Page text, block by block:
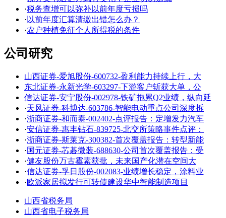
·税务查增可以弥补以前年度亏损吗
· 以前年度汇算清缴出错怎么办？
·农户种植免征个人所得税的条件
公司研究
山西证券-爱旭股份-600732-盈利能力持续上行，大
东北证券-永新光学-603297-下游客户斩获大单，公
信达证券-安宁股份-002978-铁矿拖累Q2业绩，纵向延
·天风证券-科博达-603786-智能电动重点公司深度拆
·浙商证券-和而泰-002402-点评报告：定增发力汽车
·安信证券-惠丰钻石-839725-北交所策略事件点评：
·浙商证券-斯莱克-300382-首次覆盖报告：转型新能
·国元证券-芯碁微装-688630-公司首次覆盖报告：受
·健友股份万古霉素获批，未来国产化潜在空间大
·信达证券-孚日股份-002083-业绩增长稳定，涂料业
·欧派家居拟发行可转债建设华中智能制造项目
山西省税务局
山西省电子税务局